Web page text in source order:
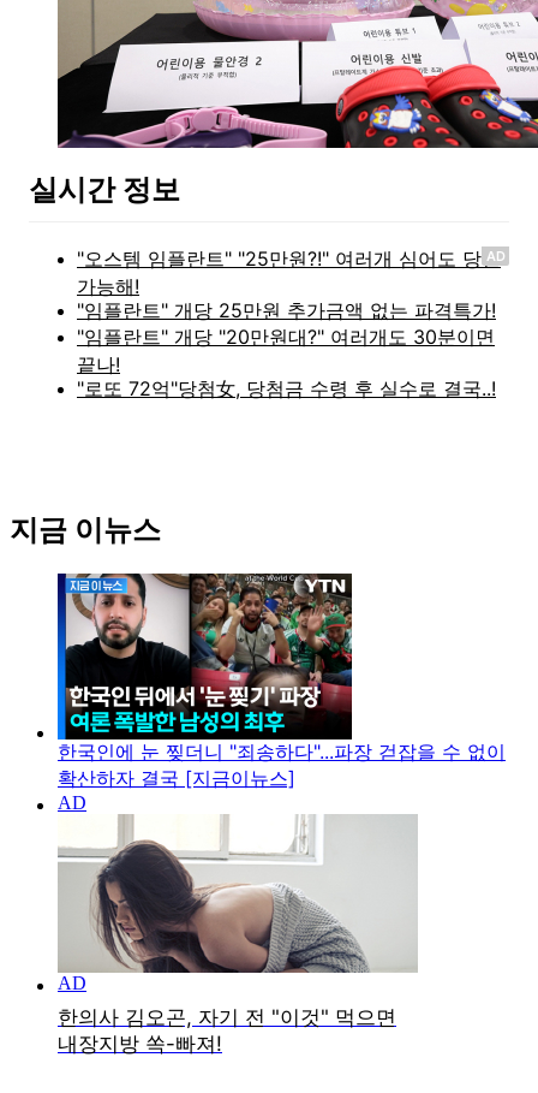
실시간 정보
AD
지금 이뉴스
한국인에 눈 찢더니 "죄송하다"...파장 걷잡을 수 없이
확산하자 결국 [지금이뉴스]